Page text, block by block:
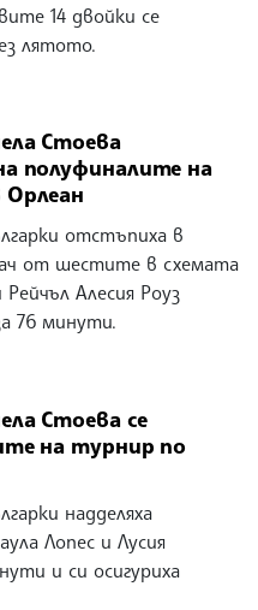
14 двойки се
лятото.
Стоева
полуфиналите на
отстъпиха в
от шестите в схемата
Алесия Роуз
76 минути.
Стоева се
на турнир по
надделяха
Лопес и Лусия
и си осигуриха